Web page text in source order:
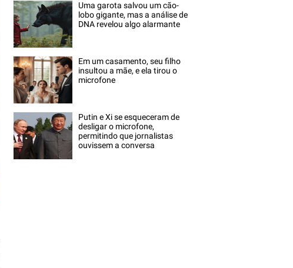
Uma garota salvou um cão-
lobo gigante, mas a análise de
DNA revelou algo alarmante
Em um casamento, seu filho
insultou a mãe, e ela tirou o
microfone
Putin e Xi se esqueceram de
desligar o microfone,
permitindo que jornalistas
ouvissem a conversa